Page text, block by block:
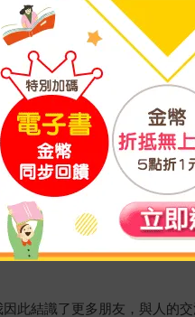
話者。對我們這一代而言，
人
旦你有辦法透過聊天，與
究成果，有科學理論根據，
學書籍，閱讀達偉的作品依
此結識了更多朋友，與人的